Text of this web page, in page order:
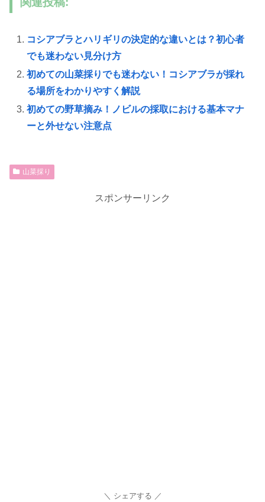
コシアブラとハリギリの決定的な違いとは？初心者
でも迷わない見分け方
初めての山菜採りでも迷わない！コシアブラが採れ
る場所をわかりやすく解説
初めての野草摘み！ノビルの採取における基本マナ
ーと外せない注意点
山菜採り
スポンサーリンク
シェアする